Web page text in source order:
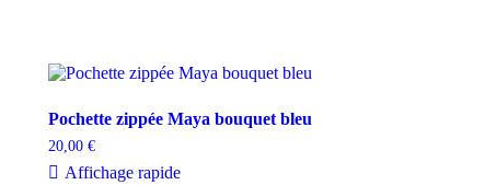
Pochette zippée Maya bouquet bleu
20,00 €
Affichage rapide